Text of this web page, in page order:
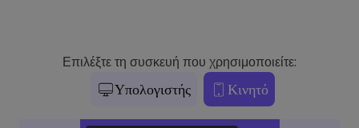
Επιλέξτε τη συσκευή που χρησιμοποιείτε:
Υπολογιστής Κινητό